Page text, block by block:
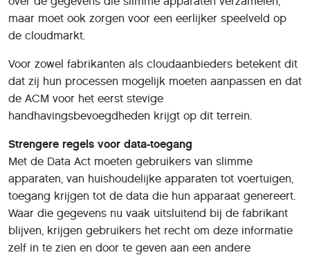
maar moet ook zorgen voor een eerlijker speelveld op
de cloudmarkt.
Voor zowel fabrikanten als cloudaanbieders betekent dit
dat zij hun processen mogelijk moeten aanpassen en dat
de ACM voor het eerst stevige
handhavingsbevoegdheden krijgt op dit terrein.
Strengere regels voor data-toegang
Met de Data Act moeten gebruikers van slimme
apparaten, van huishoudelijke apparaten tot voertuigen,
toegang krijgen tot de data die hun apparaat genereert.
Waar die gegevens nu vaak uitsluitend bij de fabrikant
blijven, krijgen gebruikers het recht om deze informatie
zelf in te zien en door te geven aan een andere